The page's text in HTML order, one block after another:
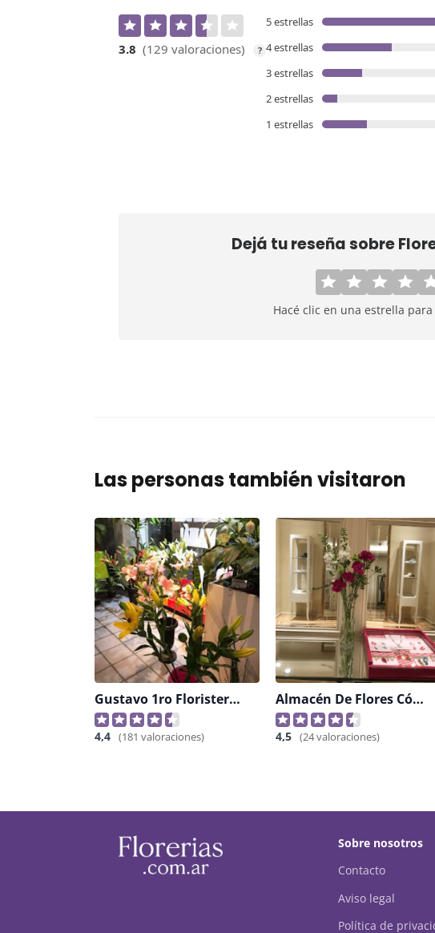
3.8 (129 valoraciones) ?
5 estrellas
4 estrellas
3 estrellas
2 estrellas
1 estrellas
Dejá tu reseña sobre
Hacé clic en una estrella
Las personas también visitaron
Gustavo 1ro Floristerias / Suc. Bv San Juan 498
4,4 (181 valoraciones)
Almacén De Flores Córdoba
4,5 (24 valoraciones)
Sobre nosotros
Contacto
Aviso legal
Política de